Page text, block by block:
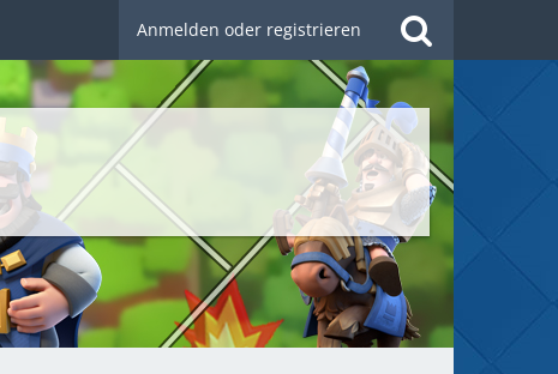
Anmelden oder registrieren